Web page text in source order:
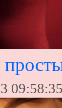
09:58:35